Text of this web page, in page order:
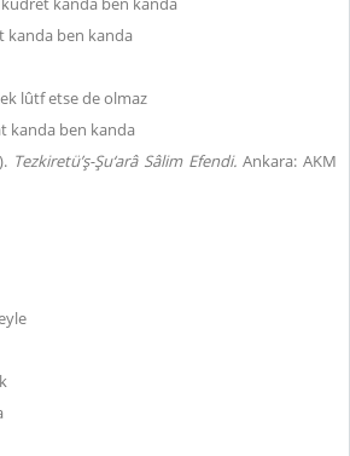
kanda ben kanda
lûtf etse de olmaz
kanda ben kanda
Tezkiretü’ş-Şu‘arâ Sâlim Efendi. Ankara: AKM